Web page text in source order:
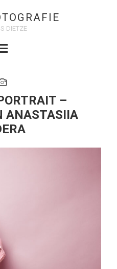
DIETZE
–
ANASTASIIA